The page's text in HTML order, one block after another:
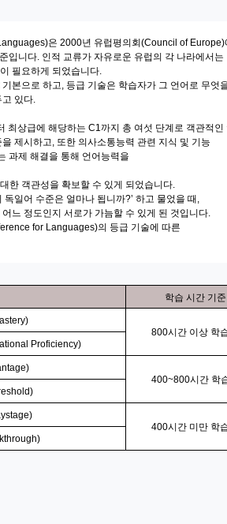
은 2000년 유럽평의회(Council of Europe)
입니다. 인적 교류가 자유로운 유럽의 각 나라에서는
필요하게 되었습니다.
본으로 하고, 등급 기술은 학습자가 그 언어로 무엇
고 있다.
최상급에 해당하는 C1까지 총 여섯 단계로 객관적인
제시하고, 또한 의사소통능력 관련 지식 및 기능
과제 해결을 통해 언어능력을
한 객관성을 확보할 수 있게 되었습니다.
일어 수준은 얼마나 됩니까?’ 하고 물었을 때,
느 정도인지 서로가 가늠할 수 있게 된 것입니다.
for Languages)의 등급 기술에 따른
학습 시간 기준
800시간 이상 학
Proficiency)
400~800시간 학
400시간 미만 학